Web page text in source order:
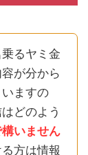
るヤミ金
が分から
ますの
どのよう
構いません
方は情報